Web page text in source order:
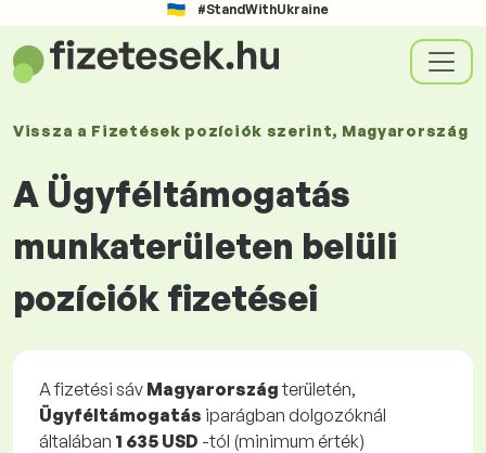
#StandWithUkraine
Vissza a Fizetések pozíciók szerint, Magyarország
A Ügyféltámogatás
munkaterületen belüli
pozíciók fizetései
A fizetési sáv Magyarországterületén,
Ügyféltámogatás iparágban dolgozóknál
általában 1 635 USD -tól (minimum érték)